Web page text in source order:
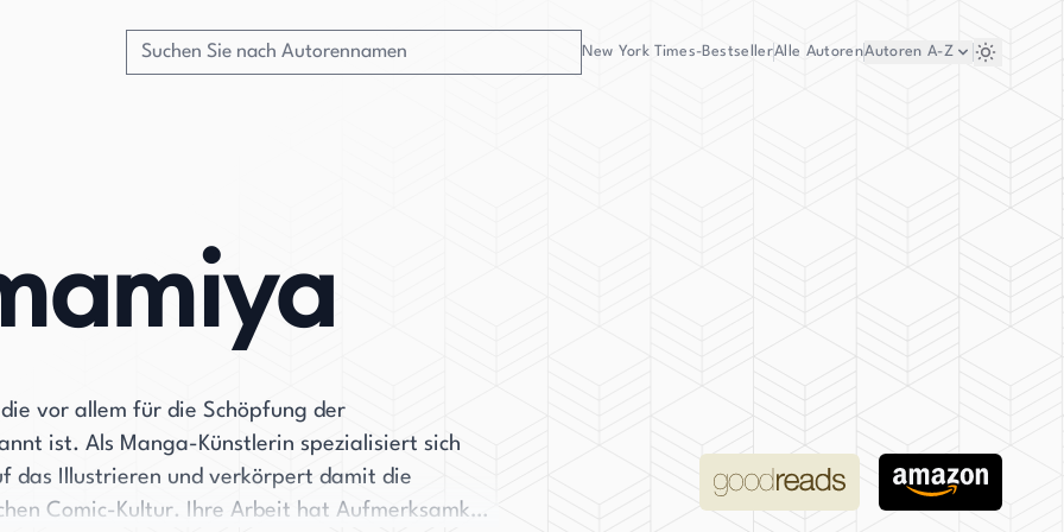
New York Times-BestsellerAlle AutorenAutoren A-Z
vor allem für die Schöpfung der
ist. Als Manga-Künstlerin spezialisiert sich
das Illustrieren und verkörpert damit die
Comic-Kultur. Ihre Arbeit hat Aufmerksamkeit